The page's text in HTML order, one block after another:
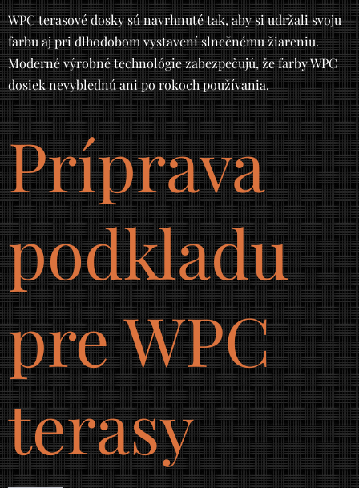
WPC terasové dosky sú navrhnuté tak, aby si udržali svoju
farbu aj pri dlhodobom vystavení slnečnému žiareniu.
Moderné výrobné technológie zabezpečujú, že farby WPC
dosiek nevyblednú ani po rokoch používania.
Príprava
podkladu
pre WPC
terasy